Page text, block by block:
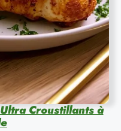
Croustillants à